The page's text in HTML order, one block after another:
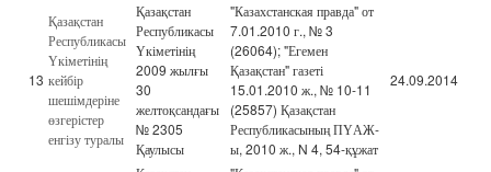
13
Қазақстан
Республикасы
Үкіметінің
кейбір
шешімдеріне
өзгерістер
енгізу туралы
Қазақстан
Республикасы
Үкіметінің
2009 жылғы
30
желтоқсандағы
№ 2305
Қаулысы
"Казахстанская правда" от
7.01.2010 г., № 3
(26064); "Егемен
Қазақстан" газеті
15.01.2010 ж., № 10-11
(25857) Қазақстан
Республикасының ПҮАЖ-
ы, 2010 ж., N 4, 54-құжат
24.09.2014